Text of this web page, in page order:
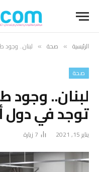
الرئيسية » صحة » لبنان..
صحة
لبنان.. وجود
توجد في دول
يناير 15, 2021 7 زيارة